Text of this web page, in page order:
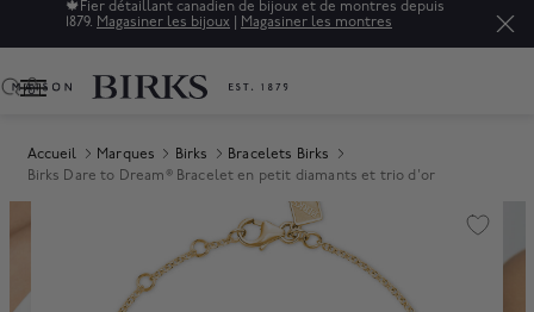
🍁 Fier détaillant canadien de bijoux et de montres depuis
1879. Magasiner les bijoux Magasiner les montres
0
Accueil Marques Birks
Bracelets Birks
Birks Dare to Dream® Bracelet en petit diamants et trio d'or